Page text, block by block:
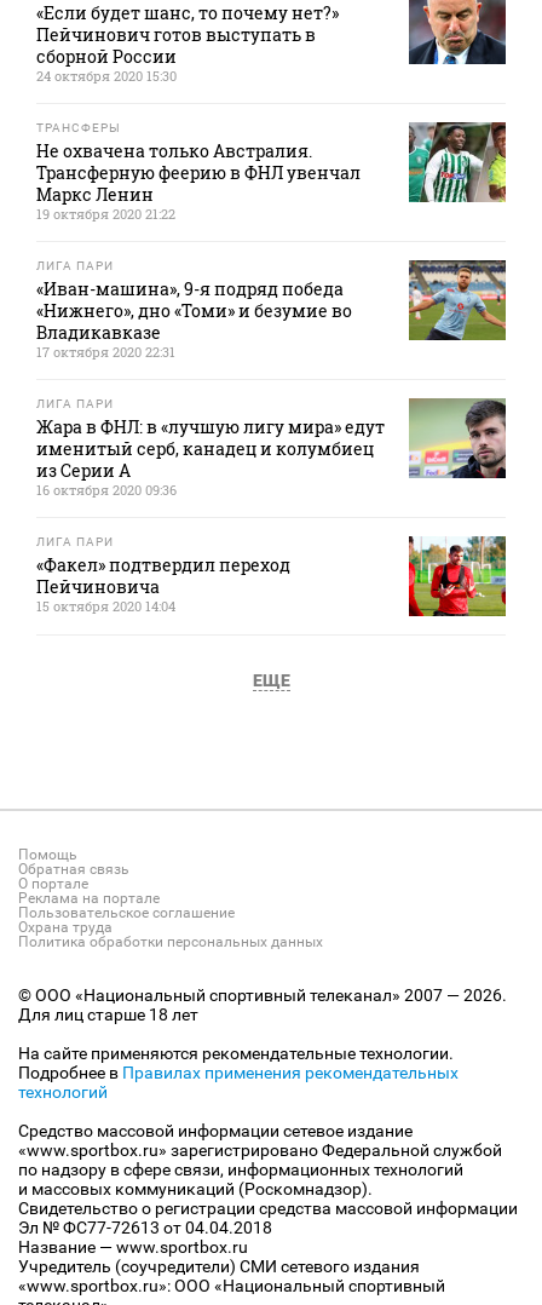
«Если будет шанс, то почему нет?»
Пейчинович готов выступать в
сборной России
24 октября 2020 15:30
ТРАНСФЕРЫ
Не охвачена только Австралия.
Трансферную феерию в ФНЛ увенчал
Маркс Ленин
19 октября 2020 21:22
ЛИГА ПАРИ
«Иван-машина», 9-я подряд победа
«Нижнего», дно «Томи» и безумие во
Владикавказе
17 октября 2020 22:31
ЛИГА ПАРИ
Жара в ФНЛ: в «лучшую лигу мира» едут
именитый серб, канадец и колумбиец
из Серии А
16 октября 2020 09:36
ЛИГА ПАРИ
«Факел» подтвердил переход
Пейчиновича
15 октября 2020 14:04
ЕЩЕ
Помощь
Обратная связь
О портале
Реклама на портале
Пользовательское соглашение
Охрана труда
Политика обработки персональных данных
© ООО «Национальный спортивный телеканал» 2007 — 2026.
Для лиц старше 18 лет
На сайте применяются рекомендательные технологии.
Подробнее в Правилах применения рекомендательных
технологий
Средство массовой информации сетевое издание
«www.sportbox.ru» зарегистрировано Федеральной службой
по надзору в сфере связи, информационных технологий
и массовых коммуникаций (Роскомнадзор).
Свидетельство о регистрации средства массовой информации
Эл № ФС77-72613 от 04.04.2018
Название — www.sportbox.ru
Учредитель (соучредители) СМИ сетевого издания
«www.sportbox.ru»: ООО «Национальный спортивный